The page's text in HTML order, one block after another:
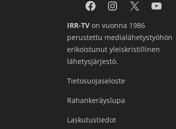
IRR-TV on vuonna 1986
perustettu medialähetystyöhön
erikoistunut yleiskristillinen
lähetysjärjestö.
Tietosuojaseloste
Rahankeräyslupa
Laskutustiedot